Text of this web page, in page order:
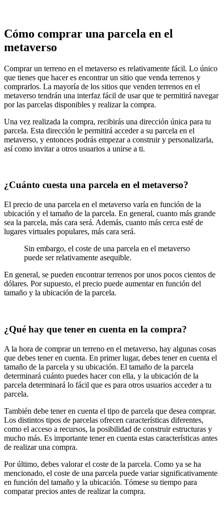
Cómo comprar una parcela en el
metaverso
Comprar un terreno en el metaverso es relativamente fácil. Lo único
que tienes que hacer es encontrar un sitio que venda terrenos y
comprarlos. La mayoría de los sitios que venden terrenos en el
metaverso tendrán una interfaz fácil de usar que te permitirá navegar
por las parcelas disponibles y realizar la compra.
Una vez realizada la compra, recibirás una dirección única para tu
parcela. Esta dirección le permitirá acceder a su parcela en el
metaverso, y entonces podrás empezar a construir y personalizarla,
así como invitar a otros usuarios a unirse a ti.
¿Cuánto cuesta una parcela en el metaverso?
El precio de una parcela en el metaverso varía en función de la
ubicación y el tamaño de la parcela. En general, cuanto más grande
sea la parcela, más cara será. Además, cuanto más cerca esté de
lugares virtuales populares, más cara será.
Sin embargo, el coste de una parcela en el metaverso
puede ser relativamente asequible.
En general, se pueden encontrar terrenos por unos pocos cientos de
dólares. Por supuesto, el precio puede aumentar en función del
tamaño y la ubicación de la parcela.
¿Qué hay que tener en cuenta en la compra?
A la hora de comprar un terreno en el metaverso, hay algunas cosas
que debes tener en cuenta. En primer lugar, debes tener en cuenta el
tamaño de la parcela y su ubicación. El tamaño de la parcela
determinará cuánto puedes hacer con ella, y la ubicación de la
parcela determinará lo fácil que es para otros usuarios acceder a tu
parcela.
También debe tener en cuenta el tipo de parcela que desea comprar.
Los distintos tipos de parcelas ofrecen características diferentes,
como el acceso a recursos, la posibilidad de construir estructuras y
mucho más. Es importante tener en cuenta estas características antes
de realizar una compra.
Por último, debes valorar el coste de la parcela. Como ya se ha
mencionado, el coste de una parcela puede variar significativamente
en función del tamaño y la ubicación. Tómese su tiempo para
comparar precios antes de realizar la compra.